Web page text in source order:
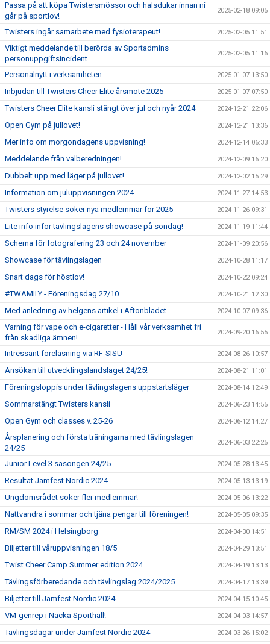
Passa på att köpa Twistersmössor och halsdukar innan ni
går på sportlov!
2025-02-18 09:05
Twisters ingår samarbete med fysioterapeut! 2025-02-05 11:51
Viktigt meddelande till berörda av Sportadmins
personuppgiftsincident
2025-02-05 11:16
Personalnytt i verksamheten 2025-01-07 13:50
Inbjudan till Twisters Cheer Elite årsmöte 2025 2025-01-07 07:50
Twisters Cheer Elite kansli stängt över jul och nyår 2024 2024-12-21 22:06
Open Gym på jullovet! 2024-12-21 13:36
Mer info om morgondagens uppvisning! 2024-12-14 06:33
Meddelande från valberedningen! 2024-12-09 16:20
Dubbelt upp med läger på jullovet! 2024-12-02 15:29
Information om juluppvisningen 2024 2024-11-27 14:53
Twisters styrelse söker nya medlemmar för 2025 2024-11-26 09:31
Lite info inför tävlingslagens showcase på söndag! 2024-11-19 11:44
Schema för fotografering 23 och 24 november 2024-11-09 20:56
Showcase för tävlingslagen 2024-10-28 11:17
Snart dags för höstlov! 2024-10-22 09:24
#TWAMILY - Föreningsdag 27/10 2024-10-21 12:30
Med anledning av helgens artikel i Aftonbladet 2024-10-07 09:36
Varning för vape och e-cigaretter - Håll vår verksamhet fri
från skadliga ämnen!
2024-09-20 16:55
Intressant föreläsning via RF-SISU 2024-08-26 10:57
Ansökan till utvecklingslandslaget 24/25! 2024-08-21 11:01
Föreningsloppis under tävlingslagens uppstartsläger 2024-08-14 12:49
Sommarstängt Twisters kansli 2024-06-23 14:55
Open Gym och classes v. 25-26 2024-06-12 14:27
Årsplanering och första träningarna med tävlingslagen
24/25
2024-06-03 22:25
Junior Level 3 säsongen 24/25 2024-05-28 13:45
Resultat Jamfest Nordic 2024 2024-05-13 13:19
Ungdomsrådet söker fler medlemmar! 2024-05-06 13:22
Nattvandra i sommar och tjäna pengar till föreningen! 2024-05-05 09:35
RM/SM 2024 i Helsingborg 2024-04-30 14:51
Biljetter till våruppvisningen 18/5 2024-04-29 13:51
Twist Cheer Camp Summer edition 2024 2024-04-19 13:13
Tävlingsförberedande och tävlingslag 2024/2025 2024-04-17 13:39
Biljetter till Jamfest Nordic 2024 2024-04-15 10:45
VM-genrep i Nacka Sporthall! 2024-04-03 14:57
Tävlingsdagar under Jamfest Nordic 2024 2024-03-26 15:02